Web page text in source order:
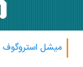
میشل استروگوف | 25 طرح